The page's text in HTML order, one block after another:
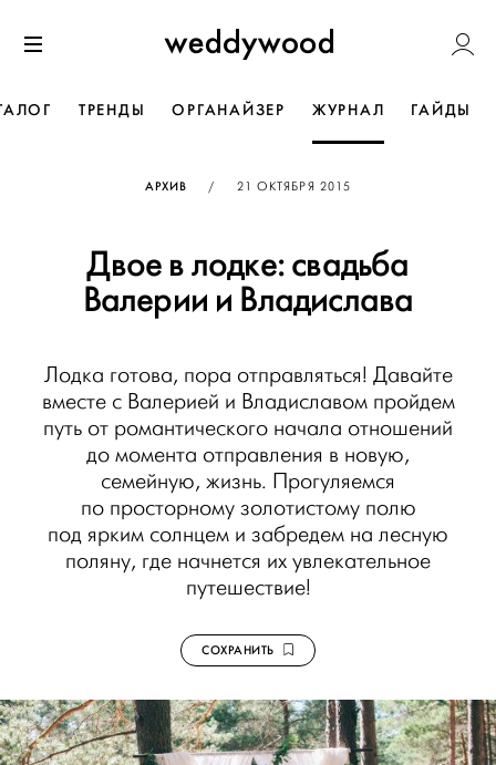
к содержанию
Weddywood
ТРЕНДЫ ОРГАНАЙЗЕР ЖУРНАЛ ГАЙДЫ
АРХИВ / ОПУБЛИКОВАНО
21 ОКТЯБРЯ 2015
Двое в лодке: свадьба
Валерии и Владислава
Лодка готова, пора отправляться! Давайте
вместе с Валерией и Владиславом пройдем
путь от романтического начала отношений
до момента отправления в новую,
семейную, жизнь. Прогуляемся
по просторному золотистому полю
под ярким солнцем и забредем на лесную
поляну, где начнется их увлекательное
путешествие!
СОХРАНИТЬ